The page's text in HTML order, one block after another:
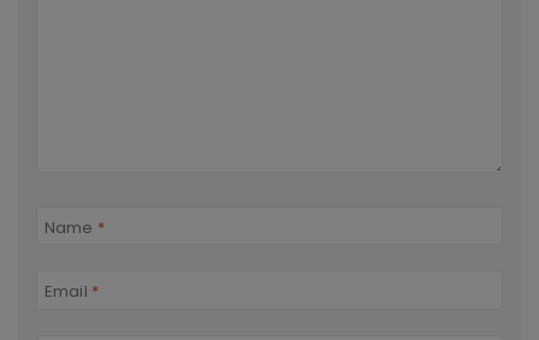
Name *
Email *